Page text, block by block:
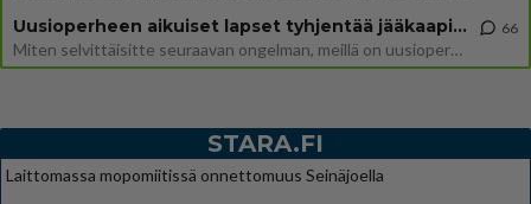
Uusioperheen aikuiset lapset tyhjentää jääkaapin käydessään
Miten selvittäisitte seuraavan ongelman, meillä on uusioperhe, minulla teini-ikäiset lapset ja puolisolla aikuiset, jotk
66
STARA.FI
Laittomassa mopomiitissä onnettomuus Seinäjoella